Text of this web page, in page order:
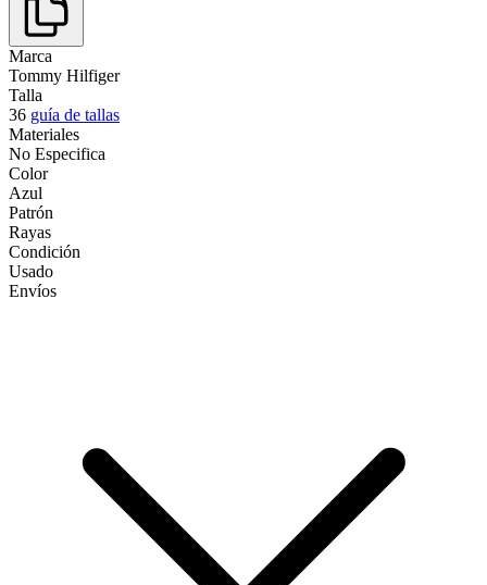
Marca
Tommy Hilfiger
Talla
36 guía de tallas
Materiales
No Especifica
Color
Azul
Patrón
Rayas
Condición
Usado
Envíos